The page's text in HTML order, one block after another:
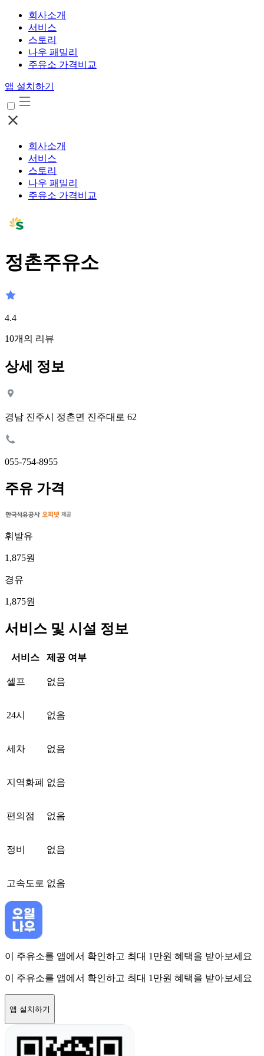
회사소개
서비스
스토리
나우 패밀리
주유소 가격비교
앱 설치하기
회사소개
서비스
스토리
나우 패밀리
주유소 가격비교
정촌주유소
4.4
10개의 리뷰
상세 정보
경남 진주시 정촌면 진주대로 62
055-754-8955
주유 가격
휘발유
1,875원
경유
1,875원
서비스 및 시설 정보
서비스 제공 여부
셀프 없음
24시 없음
세차 없음
지역화폐 없음
편의점 없음
정비 없음
고속도로 없음
이 주유소를 앱에서 확인하고 최대 1만원 혜택을 받아보세요
이 주유소를 앱에서 확인하고 최대 1만원 혜택을 받아보세요
앱 설치하기